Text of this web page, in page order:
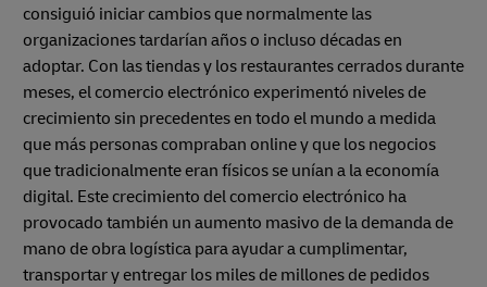
consiguió iniciar cambios que normalmente las
organizaciones tardarían años o incluso décadas en
adoptar. Con las tiendas y los restaurantes cerrados durante
meses, el comercio electrónico experimentó niveles de
crecimiento sin precedentes en todo el mundo a medida
que más personas compraban online y que los negocios
que tradicionalmente eran físicos se unían a la economía
digital. Este crecimiento del comercio electrónico ha
provocado también un aumento masivo de la demanda de
mano de obra logística para ayudar a cumplimentar,
transportar y entregar los miles de millones de pedidos